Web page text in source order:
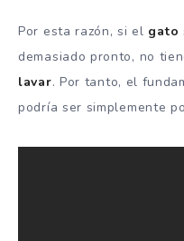
Por esta razón, si el gato
demasiado pronto, no
lavar. Por tanto, el
podría ser simplemente